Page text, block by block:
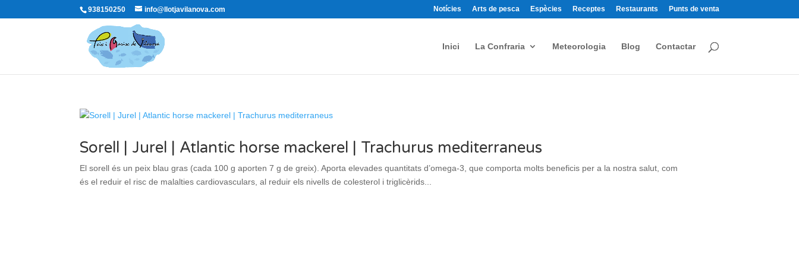
938150250 info@llotjavilanova.com Notícies Arts de pesca Espècies Receptes Restaurants Punts de venta
Inici La Confraria Meteorologia Blog Contactar
Sorell | Jurel | Atlantic horse mackerel | Trachurus mediterraneus
El sorell és un peix blau gras (cada 100 g aporten 7 g de greix). Aporta elevades quantitats d’omega-3, que comporta molts beneficis per a la nostra salut, com
és el reduir el risc de malalties cardiovasculars, al reduir els nivells de colesterol i triglicèrids...